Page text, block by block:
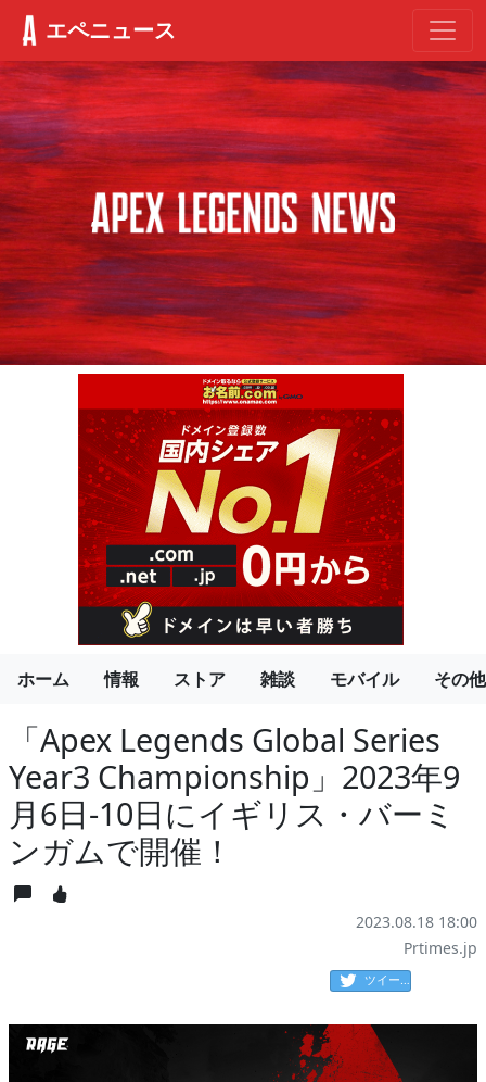
エペニュース
ホーム 情報 ストア 雑談 モバイル その他
「Apex Legends Global Series
Year3 Championship」2023年9
月6日-10日にイギリス・バーミ
ンガムで開催！
2023.08.18 18:00
Prtimes.jp
ツイート